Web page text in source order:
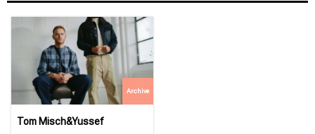
Archive
Tom Misch&Yussef